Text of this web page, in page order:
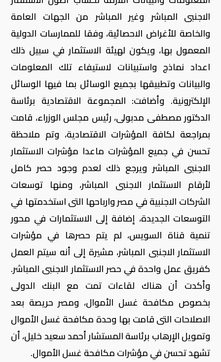
الاجنبى المباشر وغير المباشر من الجهات العامة
والخاصة للأغراض الاحصائية، وفقا للممارسات الدولية
المعمول بها، ويكون لهيئة الاستثمار في سبيل ذلك
اعداد نماذج واستبيانات لاستيفاء تلك المعلومات
والبيانات وتطبيقها بجميع الوسائل بما فيها الوسائل
الإلكترونية. وأضافت: المجموعة الاقتصادية برئاسة
الدكتور مصطفى مدبولى، رئيس مجلس الوزراء، قامت
بمراجعة لكافة المؤشرات الاقتصادية، وتم ملاحظة
تحسن في جميع المؤشرات ماعدا مؤشرات الاستثمار
الاجنبى المباشر ويرجع ذلك لعدم وجود حصر كامل
لأرقام الاستثمار الاجنبى المباشر، ومنها توسعات
الشركات الاجنبية في مصر وارباحها التى استخدمتها في
التوسعات الجديدة، إضافة إلى الاستثمارات في محور
تنمية قناة السويس، لم يتم حصرها في مؤشرات
الاستثمار الاجنبى المباشر، مشيرة إلى أنه سيتم العمل
كفريق عمل واحدة في حصر الاستثمار الاجنبى المباشر.
وأكدت أن هناك لقاءات تمت مع البنك الدولى
بخصوص مكافحة غسل الأموال، ومصر حريصة بعد
الاصلاحات التى قامت بها وحدة مكافحة غسل الأموال
وتمويل الإرهاب برئاسة المستشار أحمد سعيد خليل، أن
تشهد تحسن في مؤشرات مكافحة غسل الأموال.